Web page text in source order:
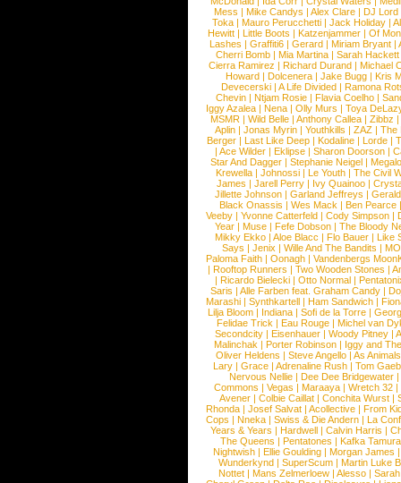
Mess | Mike Candys | Alex Clare | DJ Lord
Toka | Mauro Perucchetti | Jack Holiday |
Hewitt |Little Boots |Katzenjammer |Of
Lashes |Graffiti6 |Gerard |Miriam Bryant |
Cherri Bomb | Mia Martina | Sarah Hackett
Cierra Ramirez | Richard Durand | Michael
Howard |Dolcenera |Jake Bugg |Kris
Devecerski |A Life Divided |Ramona
Chevin |Ntjam Rosie |Flavia Coelho |
Iggy Azalea | Nena | Olly Murs | Toya
MSMR |Wild Belle |Anthony Callea |Zibbz
Aplin | Jonas Myrin | Youthkills | ZAZ | The
Berger |Last Like Deep |Kodaline |Lorde |
|Ace Wilder |Eklipse |Sharon Doorson |
Star And Dagger | Stephanie Neigel |
Krewella | Johnossi | Le Youth | The Civil
James | Jarell Perry | Ivy Quainoo |
Jillette Johnson | Garland Jeffreys |
Black Onassis | Wes Mack | Ben Pearce
Veeby | Yvonne Catterfeld | Cody Simpson |
Year |Muse |Fefe Dobson |The Bloody
Mikky Ekko | Aloe Blacc | Flo Bauer | Like
Says | Jenix | Wille And The Bandits | MO
Paloma Faith |Oonagh |Vandenbergs
|Rooftop Runners |Two Wooden Stones |
| Ricardo Bielecki | Otto Normal |
Saris | Alle Farben feat. Graham Candy |
Marashi | Synthkartell | Ham Sandwich |
Lilja Bloom | Indiana | Sofi de la Torre |
Felidae Trick | Eau Rouge | Michel van
Secondcity |Eisenhauer |Woody Pitney |
Malinchak |Porter Robinson | Iggy and
Oliver Heldens |Steve Angello |As Animals
Lary | Grace | Adrenaline Rush | Tom
Nervous Nellie | Dee Dee Bridgewater |
Commons |Vegas |Maraaya |Wretch 32 |
Avener | Colbie Caillat | Conchita Wurst |
Rhonda | Josef Salvat | Acollective | From
Cops | Nneka | Swiss & Die Andern | La
Years & Years |Hardwell |Calvin Harris |
The Queens | Pentatones | Kafka Tamura
Nightwish |Ellie Goulding |Morgan James
Wunderkynd | SuperScum | Martin Luke
Nottet |Mans Zelmerloew |Alesso |